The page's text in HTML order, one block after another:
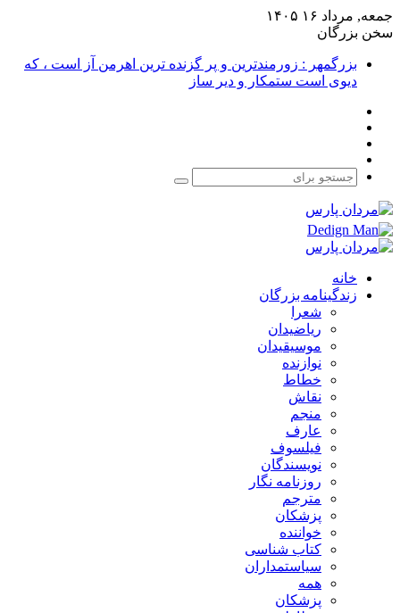
جمعه, مرداد ۱۶ ۱۴۰۵
سخن بزرگان
بزرگمهر : زورمندترین و پر گزنده ترین اهرمن آز است ، که
دیوی است ستمکار و دیر ساز
جستجو
خانه
زندگینامه بزرگان
شعرا
ریاضیدان
موسیقیدان
نوازنده
خطاط
نقاش
منجم
عارف
فیلسوف
نویسندگان
روزنامه نگار
مترجم
پزشکان
خواننده
کتاب شناسی
سیاستمداران
همه
پزشکان